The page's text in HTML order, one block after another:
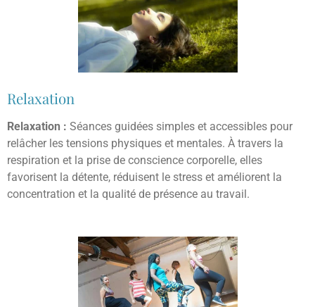
Relaxation
Relaxation : Séances guidées simples et accessibles pour
relâcher les tensions physiques et mentales. À travers la
respiration et la prise de conscience corporelle, elles
favorisent la détente, réduisent le stress et améliorent la
concentration et la qualité de présence au travail.